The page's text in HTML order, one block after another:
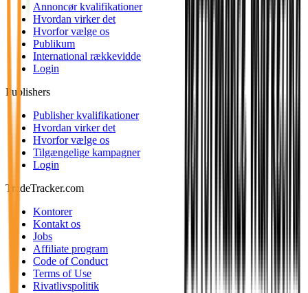
Annoncør kvalifikationer
Hvordan virker det
Hvorfor vælge os
Publikum
International rækkevidde
Login
Publishers
Publisher kvalifikationer
Hvordan virker det
Hvorfor vælge os
Tilgængelige kampagner
Login
TradeTracker.com
Kontorer
Kontakt os
Jobs
Affiliate program
Code of Conduct
Terms of Use
Rivatlivspolitik